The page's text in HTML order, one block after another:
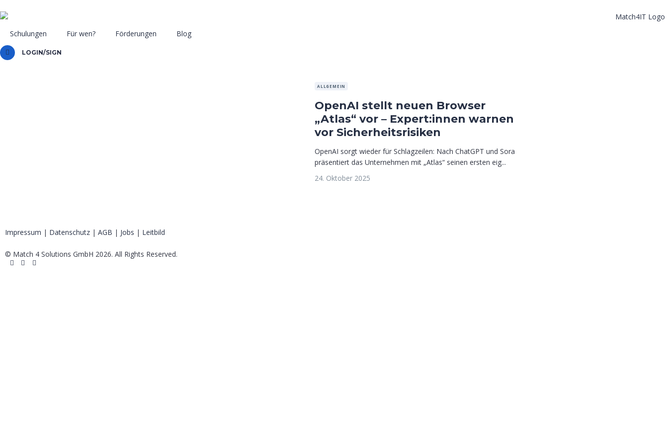
Schulungen Für wen? Förderungen Blog
LOGIN/SIGN
ALLGEMEIN
OpenAI stellt neuen Browser
„Atlas“ vor – Expert:innen warnen
vor Sicherheitsrisiken
OpenAI sorgt wieder für Schlagzeilen: Nach ChatGPT und Sora
präsentiert das Unternehmen mit „Atlas“ seinen ersten eig...
24. Oktober 2025
Impressum | Datenschutz | AGB | Jobs | Leitbild
© Match 4 Solutions GmbH 2026. All Rights Reserved.